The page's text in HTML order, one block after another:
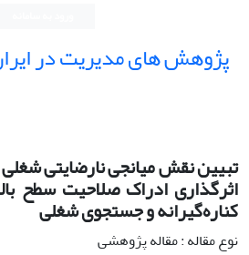
پژوهش های مدیریت در
تبیین نقش میانجی نارضایتی
اثرگذاری ادراک صلاحیت سطح
کناره‌گیرانه و جستجوی شغلی
نوع مقاله : مقاله پژوهشی